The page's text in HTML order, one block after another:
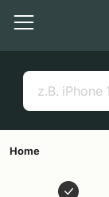
Menü
Suchen
Nützliche Links
Home